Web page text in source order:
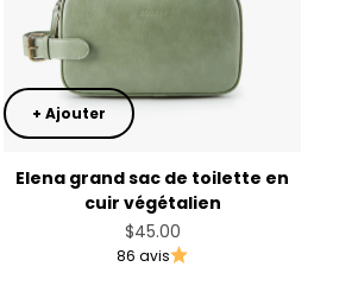
+ Ajouter
Elena grand sac de toilette en
cuir végétalien
Prix de vente
$45.00
86 avis